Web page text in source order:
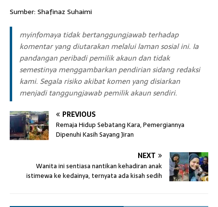
Sumber: Shafinaz Suhaimi
myinfomaya tidak bertanggungjawab terhadap
komentar yang diutarakan melalui laman sosial ini. Ia
pandangan peribadi pemilik akaun dan tidak
semestinya menggambarkan pendirian sidang redaksi
kami. Segala risiko akibat komen yang disiarkan
menjadi tanggungjawab pemilik akaun sendiri.
PREVIOUS
Remaja Hidup Sebatang Kara, Pemergiannya
Dipenuhi Kasih Sayang Jiran
NEXT
Wanita ini sentiasa nantikan kehadiran anak
istimewa ke kedainya, ternyata ada kisah sedih